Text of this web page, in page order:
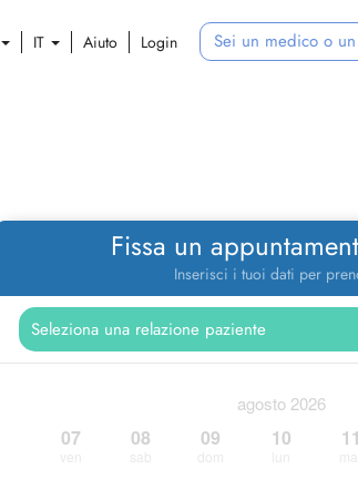
IT Aiuto Login Sei un medico o
Fissa un
Inserisci i tuoi dati per
agosto 2026
07 08 09 10 11